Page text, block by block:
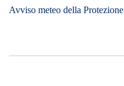
Avviso meteo della